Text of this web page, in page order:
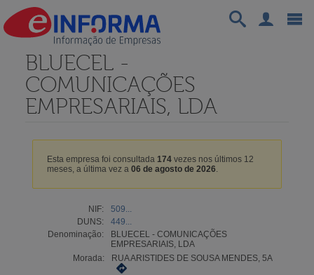
BLUECEL -
COMUNICAÇÕES
EMPRESARIAIS, LDA
Esta empresa foi consultada 174vezes nos últimos 12
meses, a última vez a 06 de agosto de 2026.
NIF:
509...
DUNS:
449...
Denominação:
BLUECEL - COMUNICAÇÕES
EMPRESARIAIS, LDA
Morada:
RUA ARISTIDES DE SOUSA MENDES, 5A